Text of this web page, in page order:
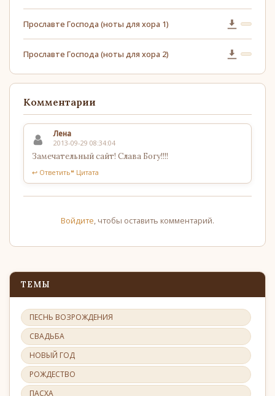
Прославте Господа (ноты для хора 1)
Прославте Господа (ноты для хора 2)
Комментарии
Лена
2013-09-29 08:34:04
Замечательный сайт! Слава Богу!!!!
↩ Ответить❝ Цитата
Войдите, чтобы оставить комментарий.
ТЕМЫ
ПЕСНЬ ВОЗРОЖДЕНИЯ
СВАДЬБА
НОВЫЙ ГОД
РОЖДЕСТВО
ПАСХА